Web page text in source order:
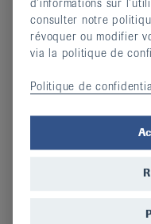
d’informations sur
consulter notre
révoquer ou modifier
via la politique de
Politique de